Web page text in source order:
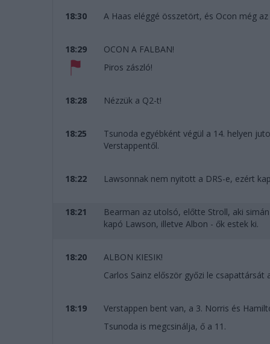
18:30 A Haas eléggé összetört, és Ocon még az
18:29
OCON A FALBAN!
Piros zászló!
18:28 Nézzük a Q2-t!
18:25
Tsunoda egyébként végül a 14. helyen
Verstappentől.
18:22 Lawsonnak nem nyitott a DRS-e, ezért
18:21
Bearman az utolsó, előtte Stroll, aki
kapó Lawson, illetve Albon - ők estek ki.
18:20
ALBON KIESIK!
Carlos Sainz először győzi le
18:19
Verstappen bent van, a 3. Norris és
Tsunoda is megcsinálja, ő a 11.